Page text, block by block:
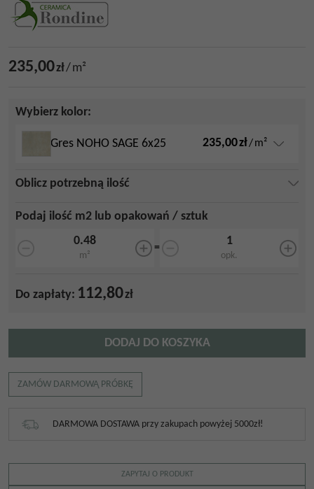
235,00zł/m²
Wybierz kolor:
Gres NOHO SAGE 6x25 235,00zł/m²
Oblicz potrzebną ilość
Podaj ilość m2 lub opakowań / sztuk
m²
=
opk.
Do zapłaty: 112,80zł
DODAJ DO KOSZYKA
ZAMÓW DARMOWĄ PRÓBKĘ
DARMOWA DOSTAWA przy zakupach powyżej 5000zł!
ZAPYTAJ O PRODUKT